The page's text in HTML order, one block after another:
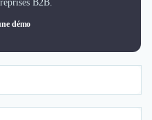
(RSE)
B2B.
démo